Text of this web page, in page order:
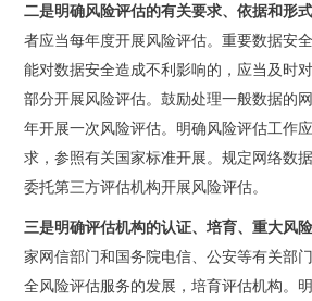
二是明确风险评估的有关要求、依据和形
者应当每年度开展风险评估。重要数据安
能对数据安全造成不利影响的，应当及时
部分开展风险评估。鼓励处理一般数据的
年开展一次风险评估。明确风险评估工作
求，参照有关国家标准开展。规定网络数
委托第三方评估机构开展风险评估。
三是明确评估机构的认证、培育、重大风
家网信部门和国务院电信、公安等有关部
全风险评估服务的发展，培育评估机构。